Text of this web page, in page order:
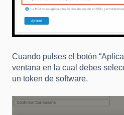
Cuando pulses el botón
ventana en la cual debes
un token de software.